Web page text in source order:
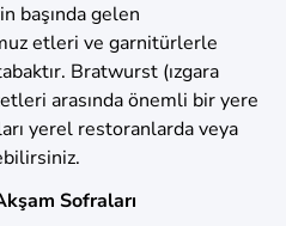
başında gelen
etleri ve garnitürlerle
Bratwurst (ızgara
arasında önemli bir yere
yerel restoranlarda veya
Sofraları